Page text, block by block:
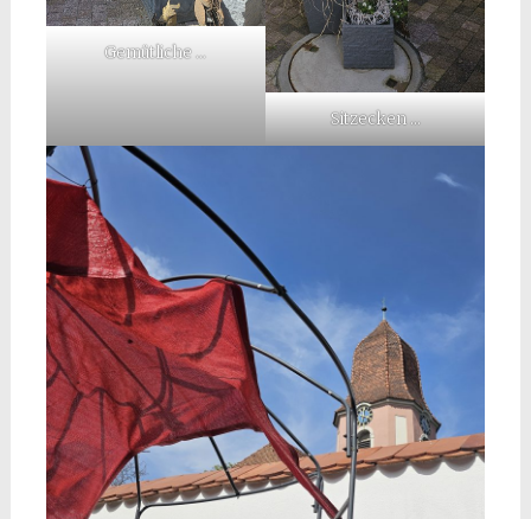
Gemütliche …
Sitzecken …